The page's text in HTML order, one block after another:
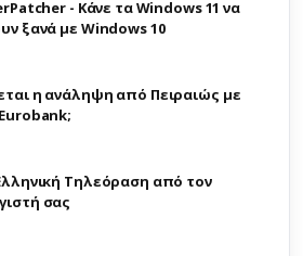
- Κάνε τα Windows 11 να
ξανά με Windows 10
η ανάληψη από Πειραιώς με
Τηλεόραση από τον
σας